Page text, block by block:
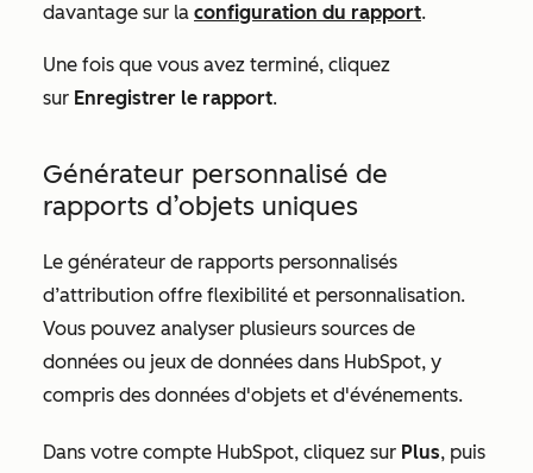
davantage sur la configuration du rapport.
Une fois que vous avez terminé, cliquez
sur Enregistrer le rapport.
Générateur personnalisé de
rapports d’objets uniques
Le générateur de rapports personnalisés
d’attribution offre flexibilité et personnalisation.
Vous pouvez analyser plusieurs sources de
données ou jeux de données dans HubSpot, y
compris des données d'objets et d'événements.
Dans votre compte HubSpot, cliquez sur Plus, puis